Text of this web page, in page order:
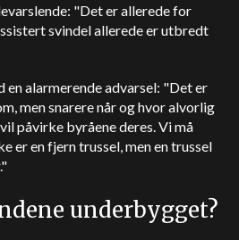
"Det er allerede for
svindel allerede er utbredt
en alarmerende advarsel: "Det er
men snarere når og hvor alvorlig
påvirke byråene deres. Vi må
er en fjern trussel, men en trussel
underbygget?